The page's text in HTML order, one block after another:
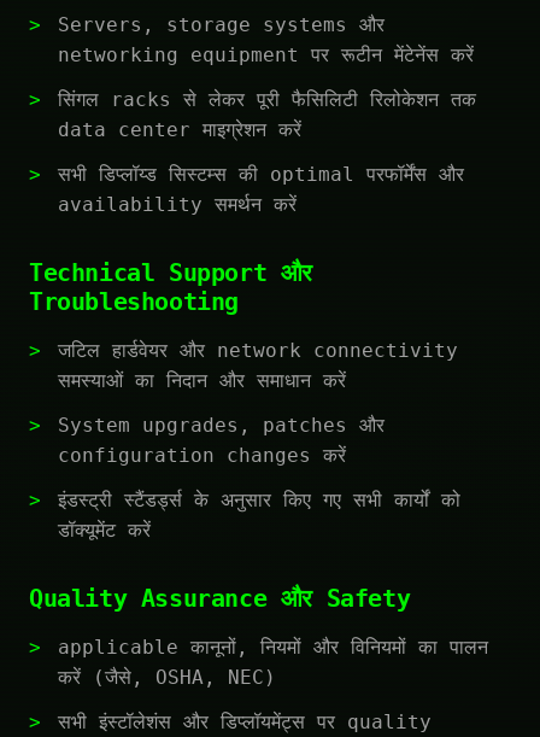
Servers, storage systems और
networking equipment पर रूटीन मेंटेनेंस करें
सिंगल racks से लेकर पूरी फैसिलिटी रिलोकेशन तक
data center माइग्रेशन करें
सभी डिप्लॉय्ड सिस्टम्स की optimal परफॉर्मेंस और
availability समर्थन करें
Technical Support और
Troubleshooting
जटिल हार्डवेयर और network connectivity
समस्याओं का निदान और समाधान करें
System upgrades, patches और
configuration changes करें
इंडस्ट्री स्टैंडर्ड्स के अनुसार किए गए सभी कार्यों को
डॉक्यूमेंट करें
Quality Assurance और Safety
applicable कानूनों, नियमों और विनियमों का पालन
करें (जैसे, OSHA, NEC)
सभी इंस्टॉलेशंस और डिप्लॉयमेंट्स पर quality